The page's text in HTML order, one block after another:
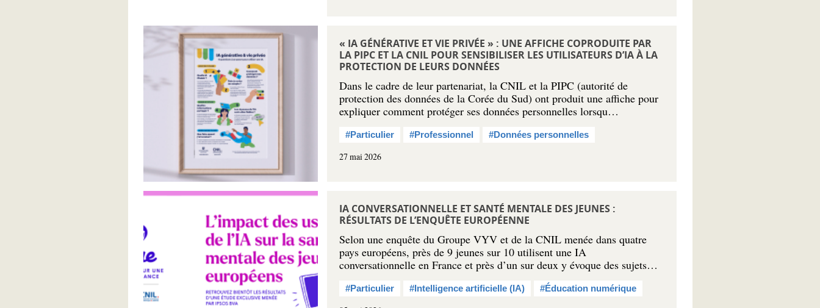
« IA GÉNÉRATIVE ET VIE PRIVÉE » : UNE AFFICHE COPRODUITE PAR
LA PIPC ET LA CNIL POUR SENSIBILISER LES UTILISATEURS D’IA À LA
PROTECTION DE LEURS DONNÉES
Dans le cadre de leur partenariat, la CNIL et la PIPC (autorité de
protection des données de la Corée du Sud) ont produit une affiche pour
expliquer comment protéger ses données personnelles lorsqu…
#Particulier #Professionnel #Données personnelles
27 mai 2026
IA CONVERSATIONNELLE ET SANTÉ MENTALE DES JEUNES :
RÉSULTATS DE L’ENQUÊTE EUROPÉENNE
Selon une enquête du Groupe VYV et de la CNIL menée dans quatre
pays européens, près de 9 jeunes sur 10 utilisent une IA
conversationnelle en France et près d’un sur deux y évoque des sujets…
#Particulier #Intelligence artificielle (IA) #Éducation numérique